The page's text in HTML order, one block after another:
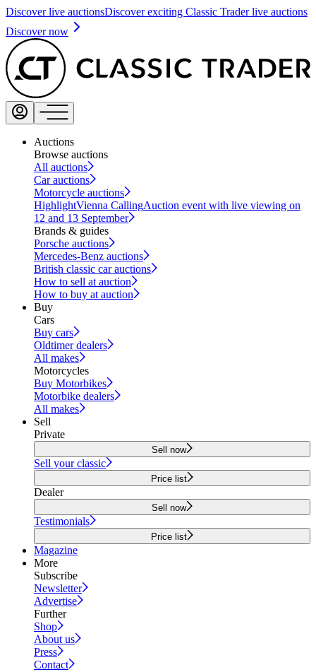
Discover live auctionsDiscover exciting Classic Trader live auctions
Discover now
Auctions
Browse auctions
All auctions
Car auctions
Motorcycle auctions
HighlightVienna CallingAuction event with live viewing on
12 and 13 September
Brands & guides
Porsche auctions
Mercedes-Benz auctions
British classic car auctions
How to sell at auction
How to buy at auction
Buy
Cars
Buy cars
Oldtimer dealers
All makes
Motorcycles
Buy Motorbikes
Motorbike dealers
All makes
Sell
Private
Sell now
Sell your classic
Price list
Dealer
Sell now
Testimonials
Price list
Magazine
More
Subscribe
Newsletter
Advertise
Further
Shop
About us
Press
Contact